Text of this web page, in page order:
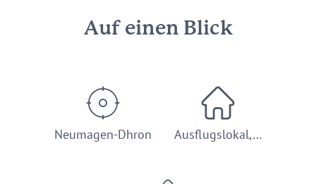
Auf einen Blick
Neumagen-Dhron Ausflugslokal,…